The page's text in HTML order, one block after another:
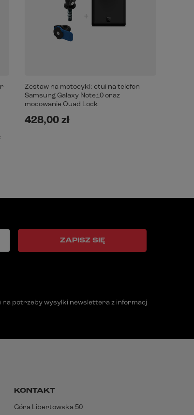
Zestaw na motocykl: etui na telefon
Samsung Galaxy Note10 oraz
mocowanie Quad Lock
428,00 zł
potrzeby wysyłki newslettera z informacją handlową
ZAPISZ SIĘ
KONTAKT
Góra Libertowska 50